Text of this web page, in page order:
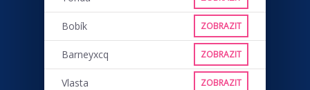
Bobík ZOBRAZIT
Barneyxcq ZOBRAZIT
Vlasta ZOBRAZIT